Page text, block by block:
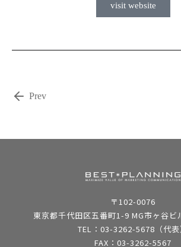
visit website
Prev
〒102-0076
東京都千代田区五番町1-9 MG市ヶ谷ビ
TEL：03-3262-5678（代表
FAX：03-3262-5567